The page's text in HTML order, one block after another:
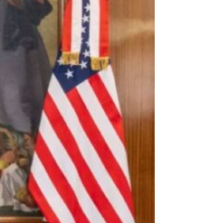
de
Argentina